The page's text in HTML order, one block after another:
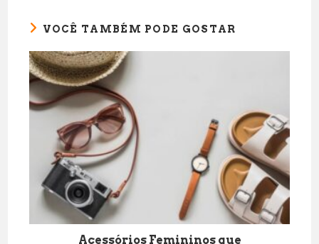
VOCÊ TAMBÉM PODE GOSTAR
Acessórios Femininos que